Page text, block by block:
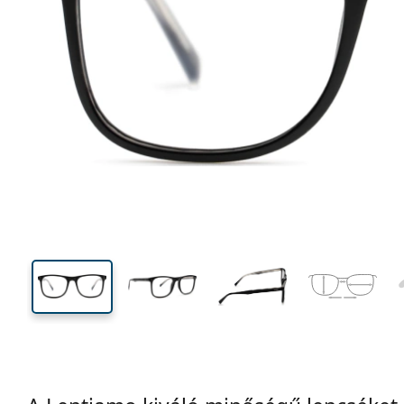
Szélesség
42 mm
Lencsemagasság Lencseszélesség